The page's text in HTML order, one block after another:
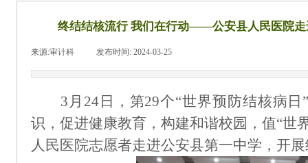
终结结核流行 我们在行动——公安县人民医院
来源:审计科 发布时间: 2024-03-25
3月24日，第29个“世界预防结核病
识，促进健康教育，构建和谐校园，值“世
人民医院志愿者走进公安县第一中学，开